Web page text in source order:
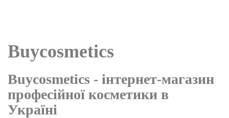
Buycosmetics
Buycosmetics - інтернет-магазин
професійної косметики в
Україні